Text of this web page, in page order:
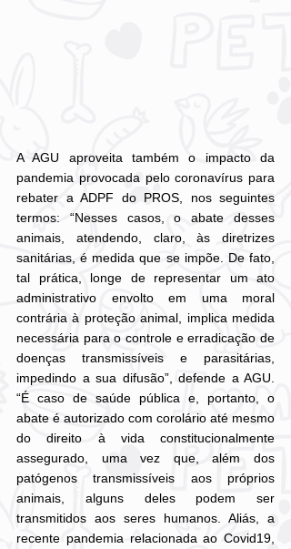
A AGU aproveita também o impacto da
pandemia provocada pelo coronavírus para
rebater a ADPF do PROS, nos seguintes
termos: “Nesses casos, o abate desses
animais, atendendo, claro, às diretrizes
sanitárias, é medida que se impõe. De fato,
tal prática, longe de representar um ato
administrativo envolto em uma moral
contrária à proteção animal, implica medida
necessária para o controle e erradicação de
doenças transmissíveis e parasitárias,
impedindo a sua difusão”, defende a AGU.
“É caso de saúde pública e, portanto, o
abate é autorizado com corolário até mesmo
do direito à vida constitucionalmente
assegurado, uma vez que, além dos
patógenos transmissíveis aos próprios
animais, alguns deles podem ser
transmitidos aos seres humanos. Aliás, a
recente pandemia relacionada ao Covid19,